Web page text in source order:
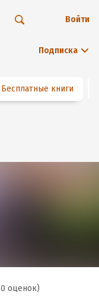
Подписка
Войти
Бесплатные книги
оценок)